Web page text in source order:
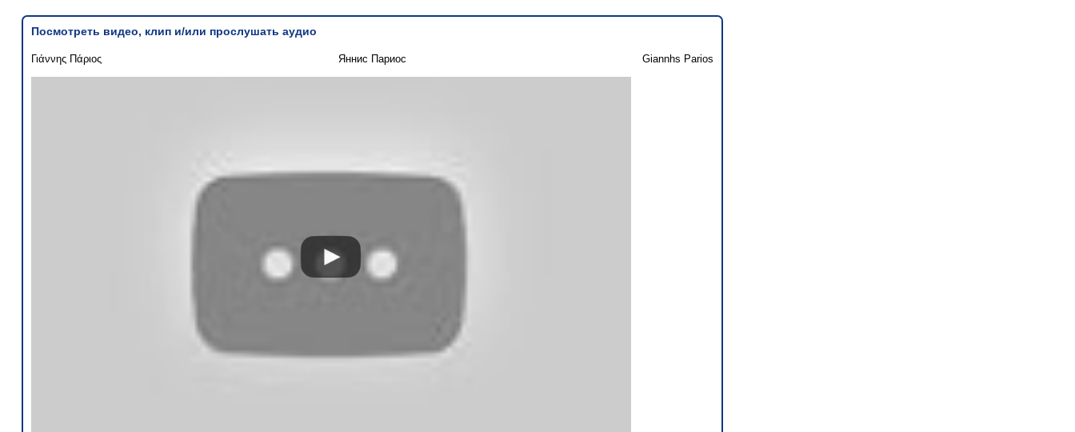
Посмотреть видео, клип и/или прослушать аудио
Γιάννης Πάριος Яннис Париос Giannhs Parios